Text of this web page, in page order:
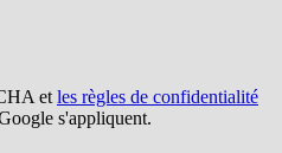
etles règles de confidentialité
s'appliquent.